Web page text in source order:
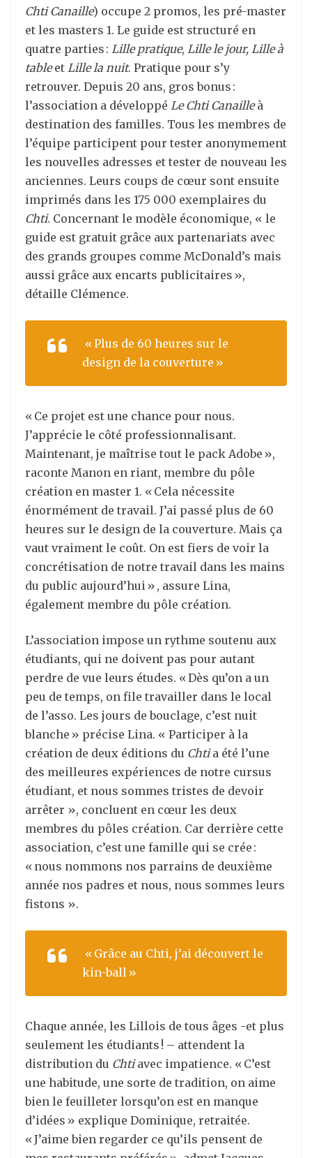
Chti Canaille) occupe 2 promos, les pré-master
et les masters 1. Le guide est structuré en
quatre parties : Lille pratique, Lille le jour, Lille à
tableet Lille la nuit. Pratique pour s’y
retrouver. Depuis 20 ans, gros bonus :
l’association a développé Le Chti Canailleà
destination des familles. Tous les membres de
l’équipe participent pour tester anonymement
les nouvelles adresses et tester de nouveau les
anciennes. Leurs coups de cœur sont ensuite
imprimés dans les 175 000 exemplaires du
Chti. Concernant le modèle économique, « le
guide est gratuit grâce aux partenariats avec
des grands groupes comme McDonald’s mais
aussi grâce aux encarts publicitaires »,
détaille Clémence.
« Plus de 60 heures sur le
design de la couverture »
« Ce projet est une chance pour nous.
J’apprécie le côté professionnalisant.
Maintenant, je maîtrise tout le pack Adobe »,
raconte Manon en riant, membre du pôle
création en master 1. « Cela nécessite
énormément de travail. J’ai passé plus de 60
heures sur le design de la couverture. Mais ça
vaut vraiment le coût. On est fiers de voir la
concrétisation de notre travail dans les mains
du public aujourd’hui » , assure Lina,
également membre du pôle création.
L’association impose un rythme soutenu aux
étudiants, qui ne doivent pas pour autant
perdre de vue leurs études. « Dès qu’on a un
peu de temps, on file travailler dans le local
de l’asso. Les jours de bouclage, c’est nuit
blanche » précise Lina. « Participer à la
création de deux éditions du Chtia été l’une
des meilleures expériences de notre cursus
étudiant, et nous sommes tristes de devoir
arrêter », concluent en cœur les deux
membres du pôles création. Car derrière cette
association, c’est une famille qui se crée :
« nous nommons nos parrains de deuxième
année nos padres et nous, nous sommes leurs
fistons ».
« Grâce au Chti, j’ai découvert le
kin-ball »
Chaque année, les Lillois de tous âges -et plus
seulement les étudiants ! – attendent la
distribution du Chtiavec impatience. « C’est
une habitude, une sorte de tradition, on aime
bien le feuilleter lorsqu’on est en manque
d’idées » explique Dominique, retraitée.
« J’aime bien regarder ce qu’ils pensent de